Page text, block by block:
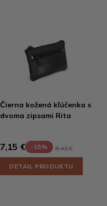
Čierna kožená kľúčenka s
dvoma zipsami Rita
7,15 € -15% 8,41 €
DETAIL PRODUKTU